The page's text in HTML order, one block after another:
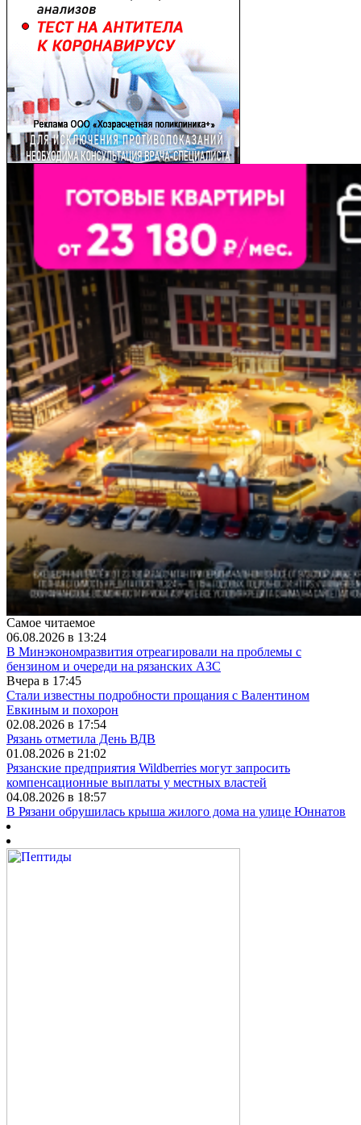
Самое читаемое
06.08.2026 в 13:24
В Минэкономразвития отреагировали на проблемы с
бензином и очереди на рязанских АЗС
Вчера в 17:45
Стали известны подробности прощания с Валентином
Евкиным и похорон
02.08.2026 в 17:54
Рязань отметила День ВДВ
01.08.2026 в 21:02
Рязанские предприятия Wildberries могут запросить
компенсационные выплаты у местных властей
04.08.2026 в 18:57
В Рязани обрушилась крыша жилого дома на улице Юннатов